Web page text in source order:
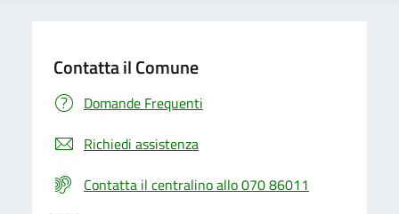
Contatta il Comune
Domande Frequenti
Richiedi assistenza
Contatta il centralino allo 070 86011